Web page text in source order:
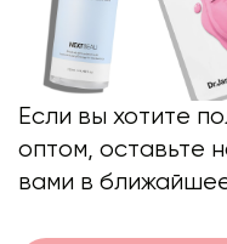
Если вы хотите
оптом, оставьте
вами в